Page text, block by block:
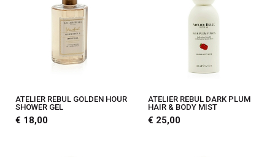
ATELIER REBUL GOLDEN HOUR
SHOWER GEL
€ 18,00
ATELIER REBUL DARK PLUM
HAIR & BODY MIST
€ 25,00